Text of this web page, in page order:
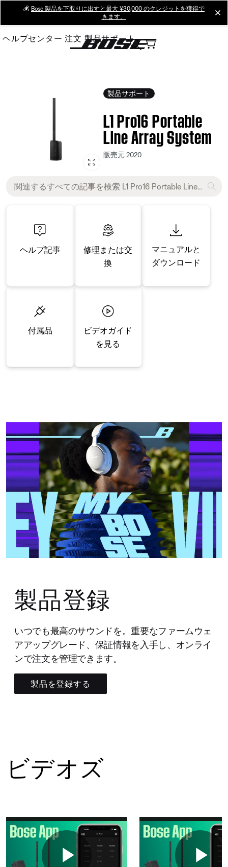
Main
💰 Bose 製品を下取りに出すと最大 ¥30,000 のクレジットを獲得で
きます。
ヘルプセンター 注文 製品サポート
製品サポート
L1 Pro16 Portable
Line Array System
販売元 2020
ヘルプ記事
修理または交
換
マニュアルと
ダウンロード
付属品
ビデオガイド
を見る
製品登録
いつでも最高のサウンドを。重要なファームウェ
アアップグレード、保証情報を入手し、オンライ
ンで注文を管理できます。
製品を登録する
ビデオズ